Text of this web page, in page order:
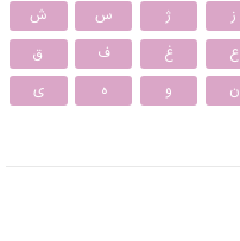
ز ژ س
ش
ع غ ف
ق
ن و ه ی